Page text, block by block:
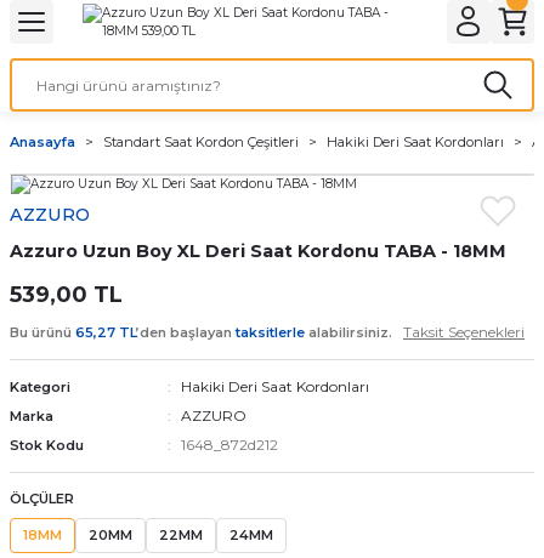
Geri Dön
& ELEKTİRİK AYDINLATMA & ELEKTRİK
Geri Dön
ve Cihaz Pilleri
ÇEŞİTLERİ
Geri Dön
Geri Dön
Kordon Çeşitleri
Kordonları
saat kordonu
Kordonları
Anasayfa Standart Saat Kordon Çeşitleri Hakiki Deri Saat Kordonları
AZZURO
Azzuro Uzun Boy XL Deri Saat Kordonu TABA - 18MM
539,00 TL
Bu ürünü 65,27 TL’den başlayantaksitlerle alabilirsiniz. Taksit Seçenekleri
Kategori Hakiki Deri Saat Kordonları
Marka AZZURO
Stok Kodu 1648_872d212
ÖLÇÜLER
18MM 20MM 22MM 24MM